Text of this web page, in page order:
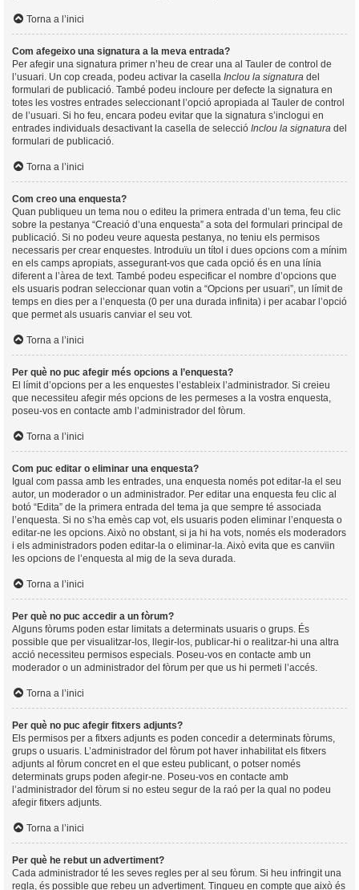
Torna a l’inici
Com afegeixo una signatura a la meva entrada?
Per afegir una signatura primer n’heu de crear una al Tauler de control de
l’usuari. Un cop creada, podeu activar la casella Inclou la signatura del
formulari de publicació. També podeu incloure per defecte la signatura en
totes les vostres entrades seleccionant l’opció apropiada al Tauler de control
de l’usuari. Si ho feu, encara podeu evitar que la signatura s’inclogui en
entrades individuals desactivant la casella de selecció Inclou la signatura del
formulari de publicació.
Torna a l’inici
Com creo una enquesta?
Quan publiqueu un tema nou o editeu la primera entrada d’un tema, feu clic
sobre la pestanya “Creació d’una enquesta” a sota del formulari principal de
publicació. Si no podeu veure aquesta pestanya, no teniu els permisos
necessaris per crear enquestes. Introduïu un títol i dues opcions com a mínim
en els camps apropiats, assegurant-vos que cada opció és en una línia
diferent a l’àrea de text. També podeu especificar el nombre d’opcions que
els usuaris podran seleccionar quan votin a “Opcions per usuari”, un límit de
temps en dies per a l’enquesta (0 per una durada infinita) i per acabar l’opció
que permet als usuaris canviar el seu vot.
Torna a l’inici
Per què no puc afegir més opcions a l’enquesta?
El límit d’opcions per a les enquestes l’estableix l’administrador. Si creieu
que necessiteu afegir més opcions de les permeses a la vostra enquesta,
poseu-vos en contacte amb l’administrador del fòrum.
Torna a l’inici
Com puc editar o eliminar una enquesta?
Igual com passa amb les entrades, una enquesta només pot editar-la el seu
autor, un moderador o un administrador. Per editar una enquesta feu clic al
botó “Edita” de la primera entrada del tema ja que sempre té associada
l’enquesta. Si no s’ha emès cap vot, els usuaris poden eliminar l’enquesta o
editar-ne les opcions. Això no obstant, si ja hi ha vots, només els moderadors
i els administradors poden editar-la o eliminar-la. Això evita que es canvïin
les opcions de l’enquesta al mig de la seva durada.
Torna a l’inici
Per què no puc accedir a un fòrum?
Alguns fòrums poden estar limitats a determinats usuaris o grups. És
possible que per visualitzar-los, llegir-los, publicar-hi o realitzar-hi una altra
acció necessiteu permisos especials. Poseu-vos en contacte amb un
moderador o un administrador del fòrum per que us hi permeti l’accés.
Torna a l’inici
Per què no puc afegir fitxers adjunts?
Els permisos per a fitxers adjunts es poden concedir a determinats fòrums,
grups o usuaris. L’administrador del fòrum pot haver inhabilitat els fitxers
adjunts al fòrum concret en el que esteu publicant, o potser només
determinats grups poden afegir-ne. Poseu-vos en contacte amb
l’administrador del fòrum si no esteu segur de la raó per la qual no podeu
afegir fitxers adjunts.
Torna a l’inici
Per què he rebut un advertiment?
Cada administrador té les seves regles per al seu fòrum. Si heu infringit una
regla, és possible que rebeu un advertiment. Tingueu en compte que això és